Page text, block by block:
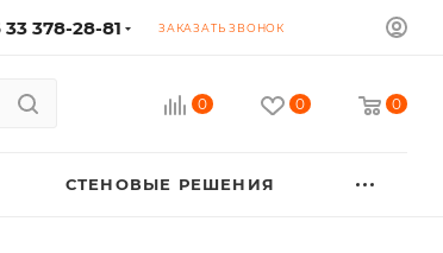
33 378-28-81 ЗАКАЗАТЬ ЗВОНОК
0 0 0
СТЕНОВЫЕ РЕШЕНИЯ